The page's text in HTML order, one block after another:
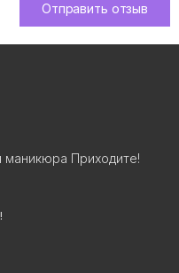
Отправить отзыв
маникюра Приходите!